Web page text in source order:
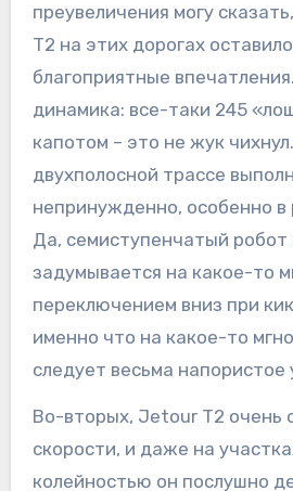
преувеличения могу
T2 на этих дорогах
благоприятные
динамика: все-таки 245
капотом – это не жук
двухполосной трассе
непринужденно, особенно
Да, семиступенчатый робот
задумывается на какое-то
переключением вниз при
именно что на какое-то
следует весьма напористое
Во-вторых, Jetour T2 очень
скорости, и даже на
колейностью он послушно